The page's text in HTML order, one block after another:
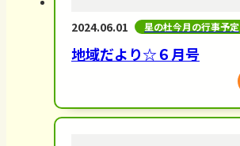
2024.06.01 星の杜今月の行事予定
地域だより☆６月号